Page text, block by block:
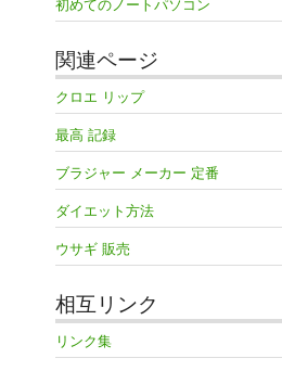
初めてのノートパソコン
関連ページ
クロエ リップ
最高 記録
ブラジャー メーカー 定番
ダイエット方法
ウサギ 販売
相互リンク
リンク集